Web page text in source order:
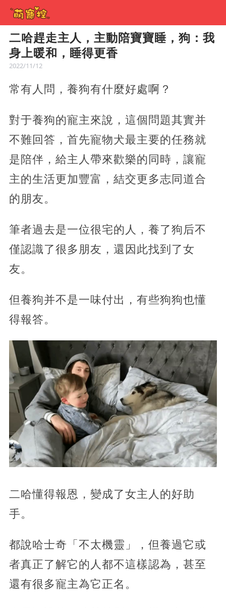
二哈趕走主人，主動陪寶寶睡，狗：我
身上暖和，睡得更香
2022/11/12
常有人問，養狗有什麼好處啊？
對于養狗的寵主來說，這個問題其實并
不難回答，首先寵物犬最主要的任務就
是陪伴，給主人帶來歡樂的同時，讓寵
主的生活更加豐富，結交更多志同道合
的朋友。
筆者過去是一位很宅的人，養了狗后不
僅認識了很多朋友，還因此找到了女
友。
但養狗并不是一味付出，有些狗狗也懂
得報答。
二哈懂得報恩，變成了女主人的好助
手。
都說哈士奇「不太機靈」，但養過它或
者真正了解它的人都不這樣認為，甚至
還有很多寵主為它正名。